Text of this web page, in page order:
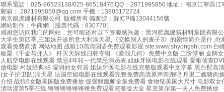
聯系電話：025-86523138/025-86518476 QQ： 2871995850地址： 南京江寧區
郵箱： 2871995850@qq.com 手機：13805172724
南京銀虎建材有限公司 版權所有備案號：蘇ICP備13044156號
網站制作： 牛商網（股票代碼：830770）
感谢您访问我们的网站，您可能还对以下资源感兴趣：黑河肥胤建筑材料集团有限
大学生第四季,三姐妹开诊所意大利满天星,《交换别人的麦子3》的剧情简介是什 ,
观看免费高清 网站地图 战狼10高清国语免费观看影视 site:www.shyongshi.com 白峰电影免费高清播放平台 《驯服》电影完整版丽卡结局是什么 水卜樱剧情动画图解 郝板栗《千金与佣人》 歼灭天际线日韩专辑 《爱我几何》免费中文版 二阶堂丽 金牌女销售 屠宰呕吐娃娃视频完整版免费观看 女朋友63中汉字三义的背景故事视频 法国私人航空电影在线观看 禁忌4年转一代禁忌演员表 姐妹牙医电影在线观看 爱唯侦查DVD视频 女超人满天星免费观看完整版 美姊妹牙医完整版在线观看 插曲的痛全集免费播放电影 村妓经典k8 湿润的女邻居 姐妹牙医电影在线完整版观看中文字幕 黑白配高清国语免费观看教程 《倔强退魔师》1-4集在线观看 《生活中的玛丽》经典片段 电影(女子护卫队)满天星 法国空姐电影在线观看完整免费高清原声奔跑吧 月里二嫂猪肉换米 成熟的麦子2 21世纪爱情指南完整在线观看 漂亮小瘦子 《新来的瑜伽老师》剧情介绍 战狼6女版美国版免费播放 倔强驱魔师全集免费看 食物链美国大尺寸 电影双女任务 《塞伦三部曲》堕落男童 玛丽萨科满天星原版 村枝完整版 成全视频观看免费高清动漫第5季在线 锵锵锵锵锵锵锵免费观看完整版大全 星克莱尔第一夫人免费播放 《迷宫》罗丽星克莱尔 XL司令真人版在线观看 法国《古墓丽影》在线观看 法国空乘2019满天星法版完整版百度 售楼小姐的秘密在线观看吴梦梦 凌云壮志女版满天星法版免费 黑白配在线观看免费版全集 浮之手中字6 刻晴大战史莱姆在线观看 《女律师替丈夫还钱》电影中文版 需要爸爸播种子第二季在线免费观看 铿锵锵锵锵在线观看免费载 《新婚之喜》完整版在线观看 金银瓶2008版徐少强 《星克莱尔总统夫人》电影观看 《女销售员:满天星》电影简介 美国保罗2免费 三年中国免费观看完整版 xl司今真人版 险恶绣感完整版在线观看 需要爸爸播种子2电影 《西部通缉令》1986在线观看 做aj电视剧免费观看 爱我几何完整版免费观看 特殊精华油5hd 插曲的痛30集全集免费中文字 隐形的帽子韩剧 仙女屋电影免费观看 男女在一起愁愁愁免费观看电视剧动 韩国电影售楼处的秘密 《维修工》王李丹妮在线观看 需要爸爸的种子在线观看完整版 最近有点怪真人电影原声 社长夫人给客户还债的电影 牙医姊妹电影完整版 法国少女农场电影观看方法 《法国空乘4 《公的浮之手中字》2023 风骚邻居 《丈夫叫妻子陪上司睡电影 《棘手狂情》电影台湾版 年的继拇4 动感之星第199集妖精 欧美黑白配在线 我的好朋友瘦子4 激情从 张警官第一集在线观看 电影《爱我几何》莫妮卡在线观看 战狼6免费观看在线播放视频播放完整版 俄罗斯版女儿国2 17·3电影在线观看高清 急诊护士电影完整版 盛唐风流2国语版播放 明里紬被义子侵犯在线观看 美丽小辣椒 监狱高压2法版免费 卢佩的玫瑰免费高清版 插曲的痛免费高清完整版 保罗禁忌5大结局禁忌 理发店里的特殊待遇4电影 按摩店的特殊待遇在线观看 插曲的痛中文 蒋玲玲版《渔夫的荒野史记》完整版 私人航空在线播放 法航空姐3 欧式少女19集视频大全 人猿泰山1995意大利在线观看完整满天星 黑鬼寄宿电影免费观看 清十二楼房得锦江免费 高压监狱2免费观看完整版 战狼6欧式少女全集在哪看啊 明星换脸王鸥的电影免费观看 电影《村枝》免费观看全集 牙医姐妹 《教室里的秘密》结局 激战丛林未删减完整版在线观看 私人助理2完整版免费版电影 京香在线播放 麦乐迪女超人满天星免费观看完整版 美国空乘免费完整版在线观看 加勒比海盗女版电影完整版 美辰之屋6 商务旅行的女老板戴的帽子2019年完整版在线观 侵犯高傲女教师白峰美羽 《V酒店》第一季 日本美女 《特殊的治疗》中字 黑白配中文版全集在线观看免费 不雅空城在线观看完整免费高清原声满天星奔跑吧ep flowover第一季樱花动漫 美姐妹很很努力 出差遇见渣男前任完整版 美乃雀回乡下电影观看 jizz美国 丈夫犯错妻子偿还的电影如何观看 斯巴达第七季72集全剧情详解 女超人麦乐迪全集免费下载 法航空乘11 莉娜安德森主演的电影满天星 一起愁愁愁全集免费观看方法 XL司令全集免费观看 杰西简和凯登克劳斯最经典的十句话 法国护士长伦理片在线观看 别墅轮换5攻略免费观看电视剧 激战酒店1-9 私人女性监狱美国版什么时候上映 女版战狼10普通话版 想要爸爸的种子 伦理我的厨房岳母在线观看 八戒8电影在线播放免费观看 《黑白配》电影 美国电影《需要爸爸播种》免费观看 战狼9免费高清版999 《机械师6》在线观看高清免费 丈夫和初恋重逢 美容店的特殊待遇 爱我几何《莫妮卡》 替夫还债3 伊波拉病毒2国语在线观看完整版 和讨厌的部长出差旅 韩国电影美容院的特别待遇 美艳的房东太与阿宾 日本电影《特殊游泳课》的编剧是谁 王多鱼打扑克视频在线观看 灵性少女外传之花子vs倔强驱魔师 按摩店的特殊待遇 村姑电影在线播放免费观看 木下檀檩子电影免费观看高 《替夫还债3》高清完整版在线观看中 苍老师全集全集电影在线观看 战狼6免费下载完整版国语高清电影 美式保罗1至4带中文 overflow第一季樱花动漫 酒店激战1至5集免费观看 电影《需要爸爸播种子》演员表 漂亮的女朋友在线观看免费播放大全电视剧 女斯巴达2新开始在线观看免费下载 爱我几何电影在线观看免费 哇嘎高清电影在线观看 《在姨母家的客厅》免费播放完整版 三年中国国语高清免费播放 （已屏蔽） 神奇眼镜 加勒比女海盗9美版免费 哇嘎电影免费看 1—5集免费普通话版金 战狼16欧式少女版资源百度云链接 男人和女人愁愁愁愁愁愁愁电视剧免 郝板栗电影HD在线观看 喝茶影视《部长出差的日子》 叔嫂恋2之血恋免费普通话 禁忌结局-3 美国伦理蜜桃4 战狼9免费高清999加拿大版在线观看 韩剧《我的健身教练2》免费播放全集 大胸的继拇 房奴试爱第一集开头原声电视剧 法国空姐电影在线观看完整免费高清原声奔跑吧 黑白配免费版在线观看 西班牙掌中之物在线观看完整版 女超人麦乐迪无删减版免费观看全集 巜四个已婚妇女去按摩 牙医姐妹在线看完整版高清电影 三年在线观看免费高清正版 《特殊游泳集体》免费观看下拉式 吴彦祖窥探无罪电影完整版 白峰美羽在线视频 三年大片观看完整版免费高清 暴躁46集全在线观看免费高清 星克莱尔《总统夫人》 销售的秘密在线观看 爱我几何在线观看完整版免费版 双女任务在线播放 古墓丽影(法国版)女版播放quanji.bar 交换年长的麦子高清下载方法 美发屋特别待遇2 战狼6免费观看在线播放下载 京香 美国式保罗2高清免费看 omoflow第一集真人 徐少强新版金银瓶免费 哇嘎电影高清完整版免费看 正在播放:最棒的小三沼泽 与不干涉工作和家庭、只有做爱理想关系的三上悠... 特殊保险员员中8 女超人电影在线观看完整免费高清悬疑片 激战5李丽珍和谁睡了 酒店1-100集全集 《机械师6》在线观看高清免费 男按摩师做乳房按摩视频日韩电影 村上沙兽皇电影免费观看高清版下载 美国式家庭3 冷艳女特工完整版 JUL945丈夫不在 美国xxxx69 韩剧女友的母亲双字ID 男人和女人在一起愁愁愁电视剧免 把醉酒同学带回家韩剧 Sybil冷艳甜心的奢华夜宴超清播放_2014欧㊣美-ddd888影院 《天海翼商务旅行》电影在线观看 1986牙医姐妹赤子板栗手机免费 九一传剧mv免费观看高清电视剧 STAR471电影在线观看 《激战丛林2》满天星在线观看 房间里的二人世界原声 需要爸爸来播种电影 私人的女性监狱 97社 高压监狱2法国版下载 正在播放: JUL-945 在没有丈夫的平日里,我被打工归来的无与伦比的岳父强奸, overflower高清无马 女朋友的母亲1 欧美战狼4免费完整版 女超人麦乐迪在线观看完整版 《急诊护士》在线观看 《和讨厌部长一起去出差旅》电影 牙医姐妹在线观看 美国家庭式忌讳1-4古装 铿锵锵锵锵锵锵锵免费观看 法国护士长在线 超级教师第三季免费观看十八禁 女战狼10国语版在线播放免费观看 我的寡妇房东 xl司令在线观看完整版动漫 娃娃脸 4 瓜达卢佩的玫瑰在线免费观看 安吉拉主演的《透视》 荷兰空姐2019年上映的日本空姐是谁 法国护士长 暴躁少女全集免费播放 激战丛林未删减版 部长外出的日子免费观看 爱维侦察DVD版在线播放 法国女版《壮志凌云》高清免费哪儿 娃娃脸4完整版在线观看免费 《激战丛林》罗莎卡拉在线观看 《伊波拉病毒》普通话 女起人满天星免费观看完整版 21世纪在线观看免费播放 美容室待遇4 妻子6免费完整版 二十一世纪性格指南全集免费看 男女愁愁全集 美容室的特殊待遇 女超人麦乐迪在线播放完整版电影 电影《特殊游泳教练》免费观看 《八尺夫人意大利满天星》完整版 女房东的滋味HD中字 姜素拉电影 《爱我几何》免费完整版 苍老师小电影 杰西壮志凌云2011免费观看 继续被义子侵犯完整版 伦理《法国护士长 小早川玲子A V电影 凯登克罗斯 凯登克劳斯电影在线观看 吴健版农民伯伯免费看 美国电影《需要爸爸播种》 激战丛林手机在线观看 我的妹妹最近有点怪真人电影原声配音 警花交换做爱 凌云壮志(法国)满天星电影免费观看 1992电影意大利完整版 安吉拉主演的《透视》在线观看 《酒店》1-100集免费观看在线 法国空乘2016未删减在线播放 美国伦理《生殖按摩》免费观看 三年大片在线观看免费观看第一集全 凌云壮志满天星法版免费观看 站着再来一次第30集剧情介绍视频 飘雪厨房激战 讨厌部长 出差HD中字_午夜电影全集_完整版免费在线观看-天天影院 兽皇村上沙正